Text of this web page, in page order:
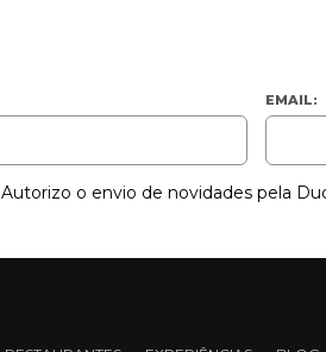
EMAIL:
Autorizo o envio de novidades pela